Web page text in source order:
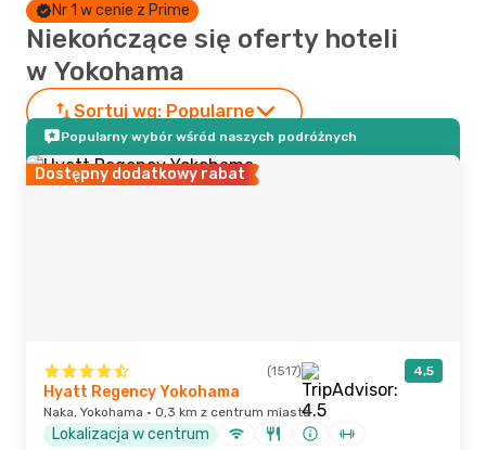
Nr 1 w cenie z Prime
Niekończące się oferty hoteli
w Yokohama
Sortuj wg: Popularne
Popularny wybór wśród naszych podróżnych
Dostępny dodatkowy rabat
(1517) 4,5
Hyatt Regency Yokohama
Naka, Yokohama · 0,3 km z centrum miasta
Lokalizacja w centrum